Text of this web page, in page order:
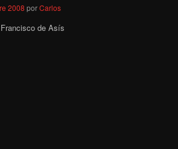
2008 porCarlos
de Asís